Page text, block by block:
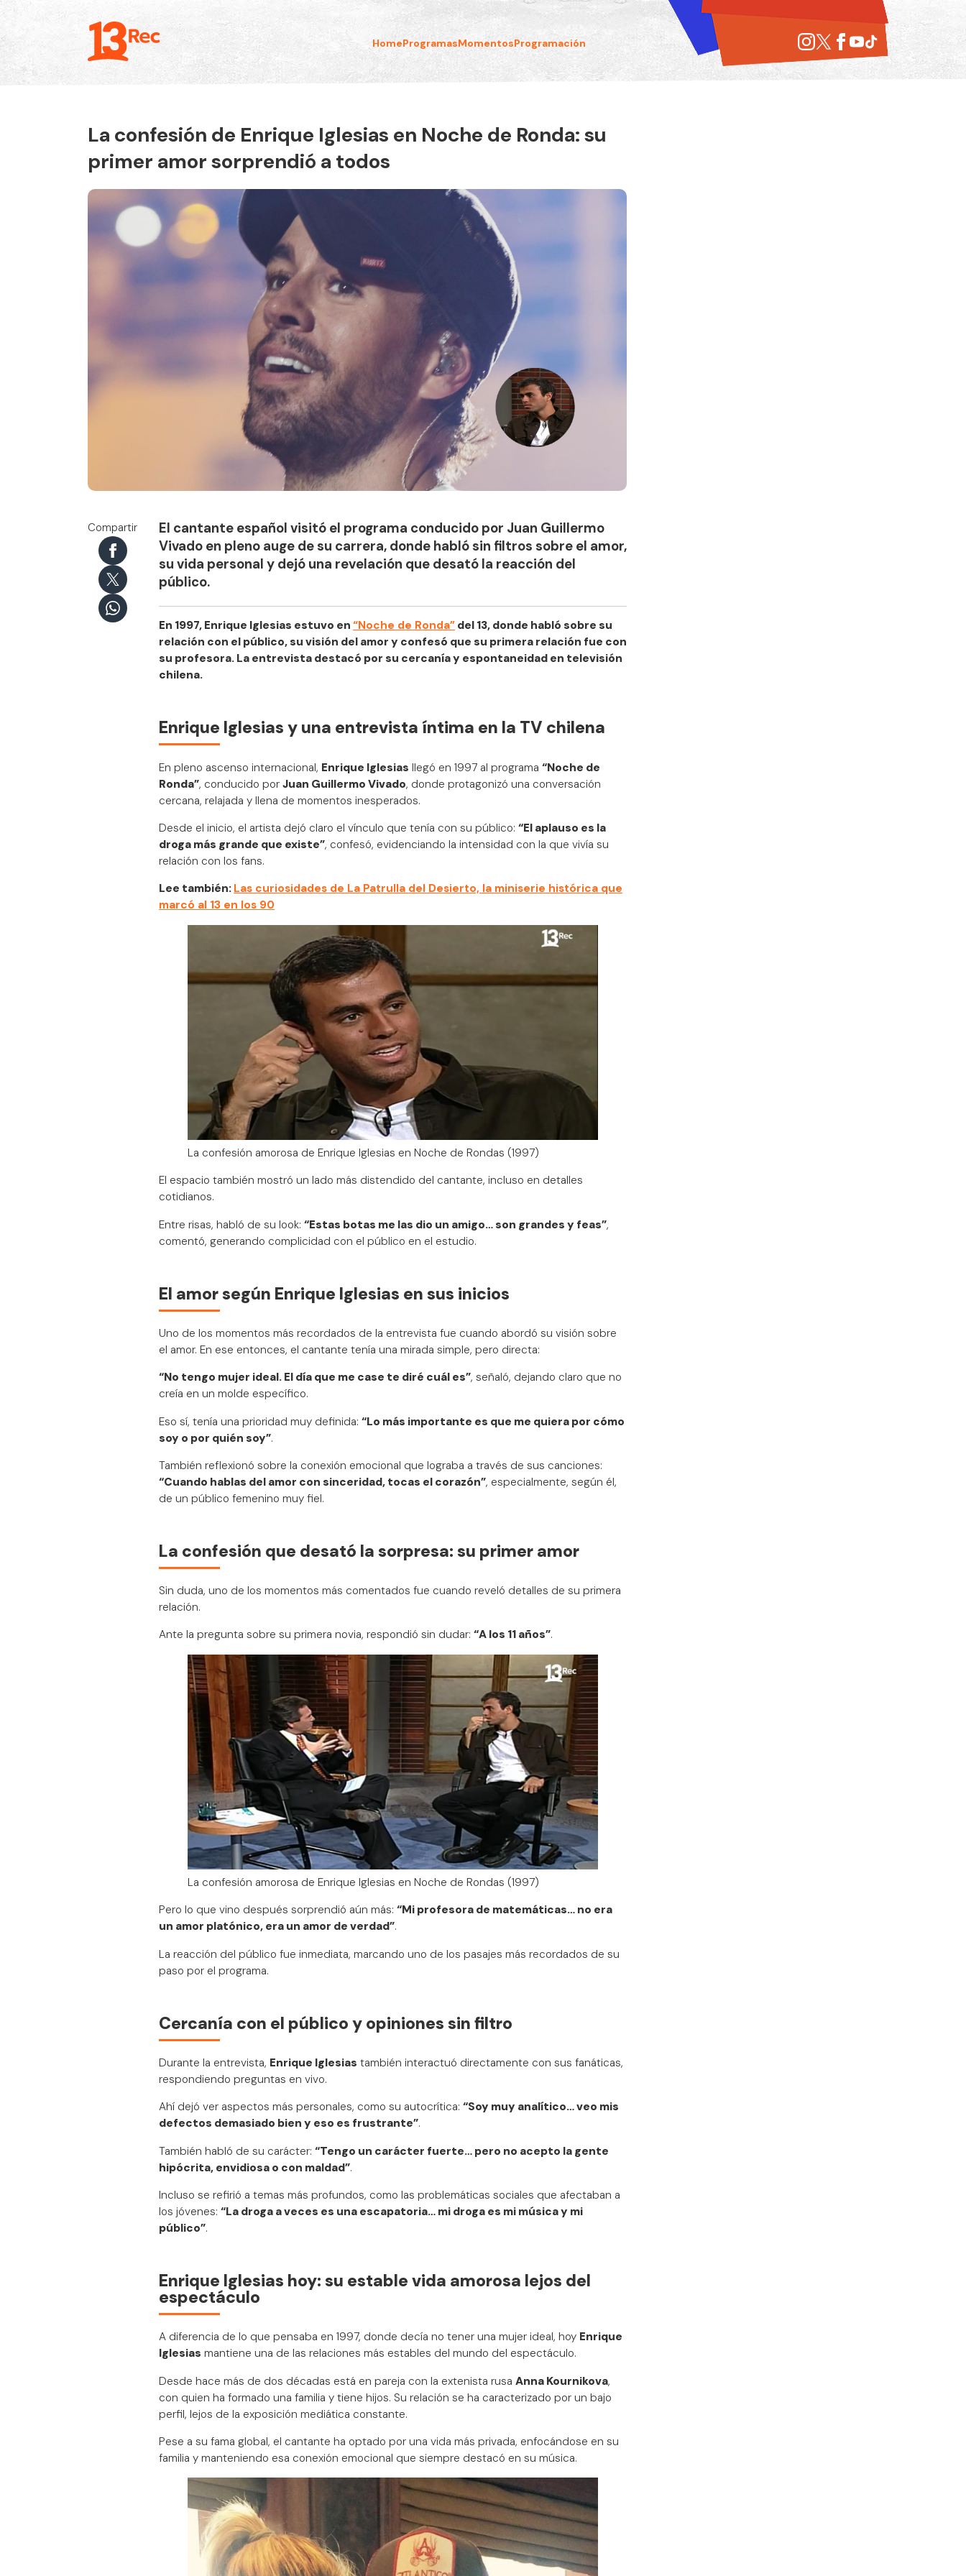
HomeProgramasMomentosProgramación
La confesión de Enrique Iglesias en Noche de Ronda: su
primer amor sorprendió a todos
Compartir
El cantante español visitó el programa conducido por Juan Guillermo
Vivado en pleno auge de su carrera, donde habló sin filtros sobre el amor,
su vida personal y dejó una revelación que desató la reacción del
público.
En 1997, Enrique Iglesias estuvo en “Noche de Ronda” del 13, donde habló sobre su
relación con el público, su visión del amor y confesó que su primera relación fue con
su profesora. La entrevista destacó por su cercanía y espontaneidad en televisión
chilena.
Enrique Iglesias y una entrevista íntima en la TV chilena
En pleno ascenso internacional, Enrique Iglesias llegó en 1997 al programa “Noche de
Ronda”, conducido por Juan Guillermo Vivado, donde protagonizó una conversación
cercana, relajada y llena de momentos inesperados.
Desde el inicio, el artista dejó claro el vínculo que tenía con su público: “El aplauso es la
droga más grande que existe”, confesó, evidenciando la intensidad con la que vivía su
relación con los fans.
Lee también: Las curiosidades de La Patrulla del Desierto, la miniserie histórica que
marcó al 13 en los 90
La confesión amorosa de Enrique Iglesias en Noche de Rondas (1997)
El espacio también mostró un lado más distendido del cantante, incluso en detalles
cotidianos.
Entre risas, habló de su look: “Estas botas me las dio un amigo… son grandes y feas”,
comentó, generando complicidad con el público en el estudio.
El amor según Enrique Iglesias en sus inicios
Uno de los momentos más recordados de la entrevista fue cuando abordó su visión sobre
el amor. En ese entonces, el cantante tenía una mirada simple, pero directa:
“No tengo mujer ideal. El día que me case te diré cuál es”, señaló, dejando claro que no
creía en un molde específico.
Eso sí, tenía una prioridad muy definida: “Lo más importante es que me quiera por cómo
soy o por quién soy”.
También reflexionó sobre la conexión emocional que lograba a través de sus canciones:
“Cuando hablas del amor con sinceridad, tocas el corazón”, especialmente, según él,
de un público femenino muy fiel.
La confesión que desató la sorpresa: su primer amor
Sin duda, uno de los momentos más comentados fue cuando reveló detalles de su primera
relación.
Ante la pregunta sobre su primera novia, respondió sin dudar: “A los 11 años”.
La confesión amorosa de Enrique Iglesias en Noche de Rondas (1997)
Pero lo que vino después sorprendió aún más: “Mi profesora de matemáticas… no era
un amor platónico, era un amor de verdad”.
La reacción del público fue inmediata, marcando uno de los pasajes más recordados de su
paso por el programa.
Cercanía con el público y opiniones sin filtro
Durante la entrevista, Enrique Iglesias también interactuó directamente con sus fanáticas,
respondiendo preguntas en vivo.
Ahí dejó ver aspectos más personales, como su autocrítica: “Soy muy analítico… veo mis
defectos demasiado bien y eso es frustrante”.
También habló de su carácter: “Tengo un carácter fuerte… pero no acepto la gente
hipócrita, envidiosa o con maldad”.
Incluso se refirió a temas más profundos, como las problemáticas sociales que afectaban a
los jóvenes: “La droga a veces es una escapatoria… mi droga es mi música y mi
público”.
Enrique Iglesias hoy: su estable vida amorosa lejos del
espectáculo
A diferencia de lo que pensaba en 1997, donde decía no tener una mujer ideal, hoy Enrique
Iglesias mantiene una de las relaciones más estables del mundo del espectáculo.
Desde hace más de dos décadas está en pareja con la extenista rusa Anna Kournikova,
con quien ha formado una familia y tiene hijos. Su relación se ha caracterizado por un bajo
perfil, lejos de la exposición mediática constante.
Pese a su fama global, el cantante ha optado por una vida más privada, enfocándose en su
familia y manteniendo esa conexión emocional que siempre destacó en su música.